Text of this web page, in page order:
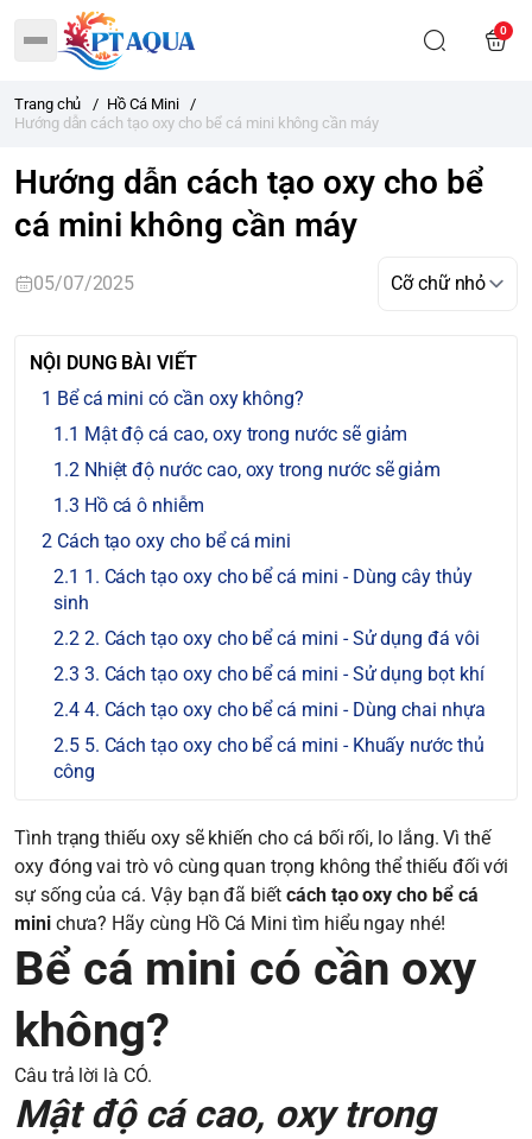
0
Trang chủ / Hồ Cá Mini
/
Hướng dẫn cách tạo oxy cho bể cá mini không cần máy
Hướng dẫn cách tạo oxy cho bể
cá mini không cần máy
05/07/2025
NỘI DUNG BÀI VIẾT
Bể cá mini có cần oxy không?
Mật độ cá cao, oxy trong nước sẽ giảm
Nhiệt độ nước cao, oxy trong nước sẽ giảm
Hồ cá ô nhiễm
Cách tạo oxy cho bể cá mini
1. Cách tạo oxy cho bể cá mini - Dùng cây thủy
sinh
2. Cách tạo oxy cho bể cá mini - Sử dụng đá vôi
3. Cách tạo oxy cho bể cá mini - Sử dụng bọt khí
4. Cách tạo oxy cho bể cá mini - Dùng chai nhựa
5. Cách tạo oxy cho bể cá mini - Khuấy nước thủ
công
Tình trạng thiếu oxy sẽ khiến cho cá bối rối, lo lắng. Vì thế
oxy đóng vai trò vô cùng quan trọng không thể thiếu đối với
sự sống của cá. Vậy bạn đã biết cách tạo oxy cho bể cá
mini chưa? Hãy cùng Hồ Cá Mini tìm hiểu ngay nhé!
Bể cá mini có cần oxy
không?
Câu trả lời là CÓ.
Mật độ cá cao, oxy trong